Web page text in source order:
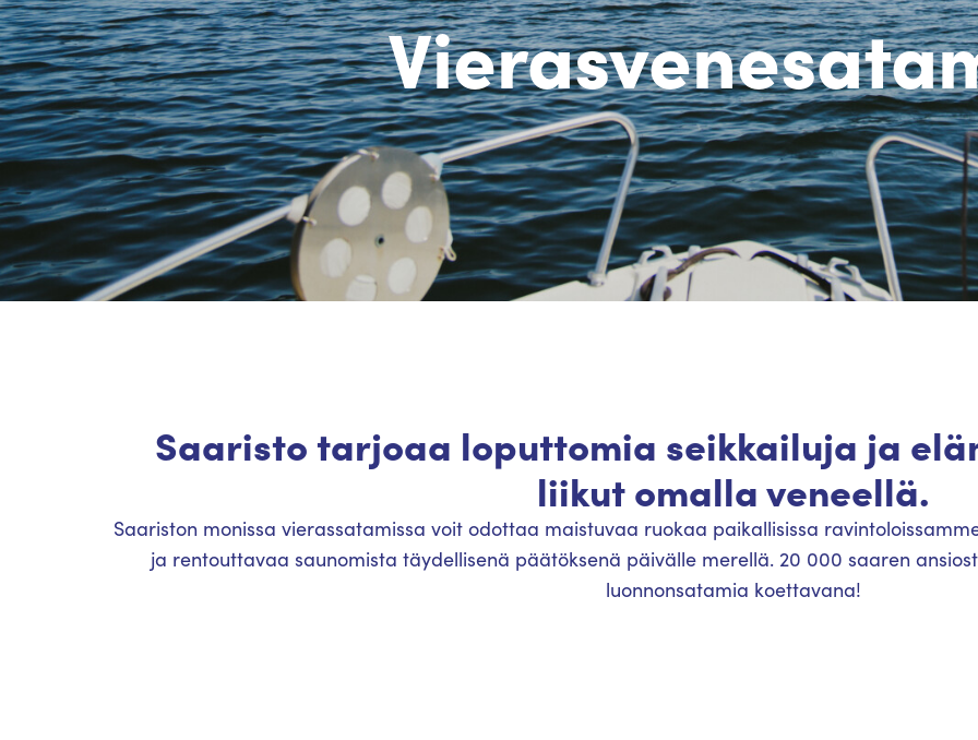
Saaristo tarjoaa loputtomia seikkailuja ja
liikut omalla veneellä.
Saariston monissa vierassatamissa voit odottaa maistuvaa ruokaa paikallisissa
ja rentouttavaa saunomista täydellisenä päätöksenä päivälle merellä. 20 000 saaren
luonnonsatamia koettavana!